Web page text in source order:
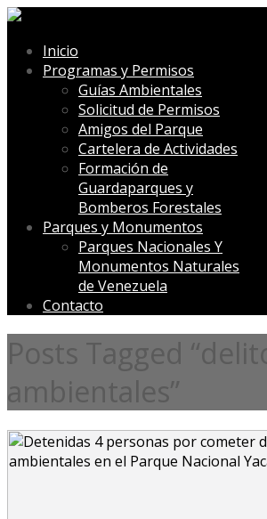
Inicio
Programas y Permisos
Guías Ambientales
Solicitud de Permisos
Amigos del Parque
Cartelera de Actividades
Formación de
Guardaparques y
Bomberos Forestales
Parques y Monumentos
Parques Nacionales Y
Monumentos Naturales
de Venezuela
Contacto
Posts Tagged
ambientales”